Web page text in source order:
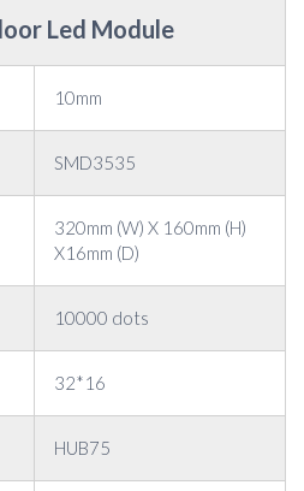
Led Module
10mm
SMD3535
320mm (W) X 160mm (H)
X16mm (D)
10000 dots
32*16
HUB75